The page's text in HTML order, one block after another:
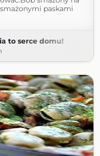
paskami
to serce domu!